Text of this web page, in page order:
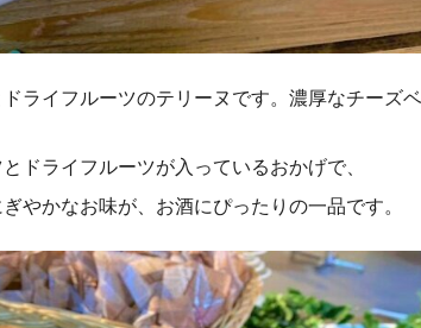
ライフルーツのテリーヌです。濃厚なチーズ
ドライフルーツが入っているおかげで、
やかなお味が、お酒にぴったりの一品です。